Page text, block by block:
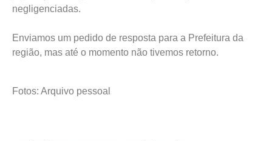
negligenciadas.
Enviamos um pedido de resposta para a Prefeitura da
região, mas até o momento não tivemos retorno.
Fotos: Arquivo pessoal